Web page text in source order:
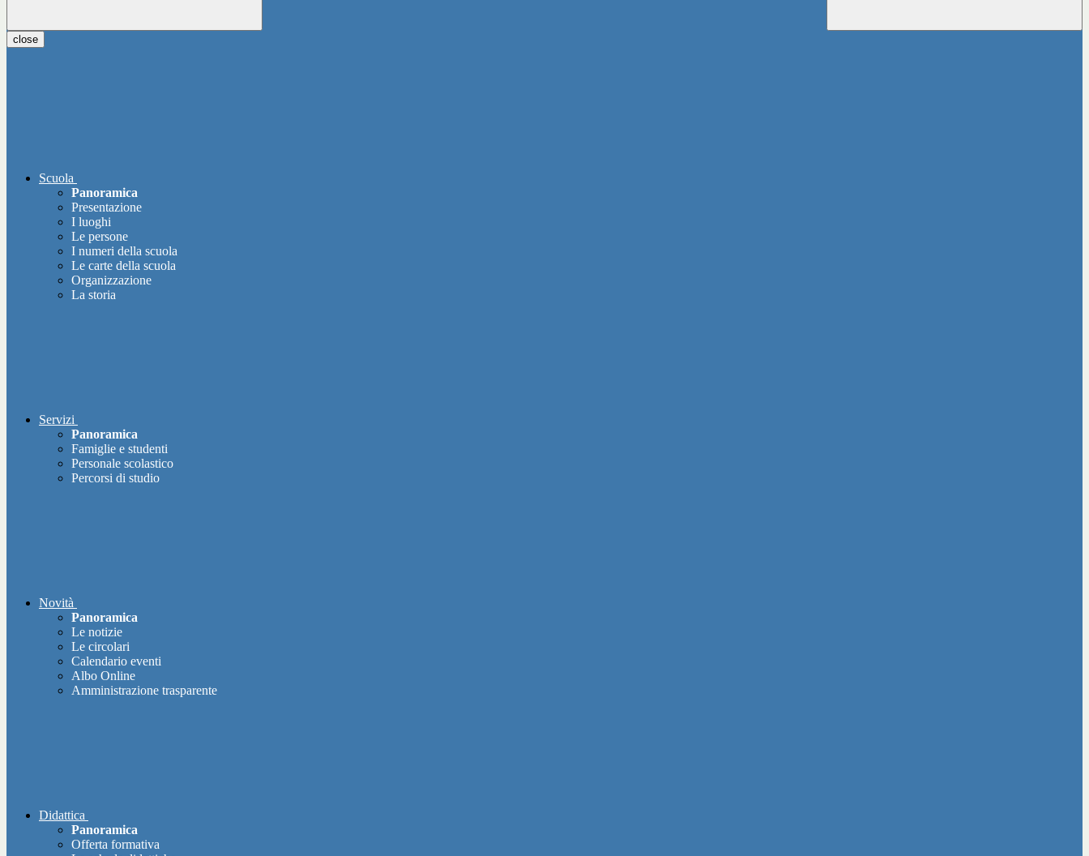
close
Scuola
Panoramica
Presentazione
I luoghi
Le persone
I numeri della scuola
Le carte della scuola
Organizzazione
La storia
Servizi
Panoramica
Famiglie e studenti
Personale scolastico
Percorsi di studio
Novità
Panoramica
Le notizie
Le circolari
Calendario eventi
Albo Online
Amministrazione trasparente
Didattica
Panoramica
Offerta formativa